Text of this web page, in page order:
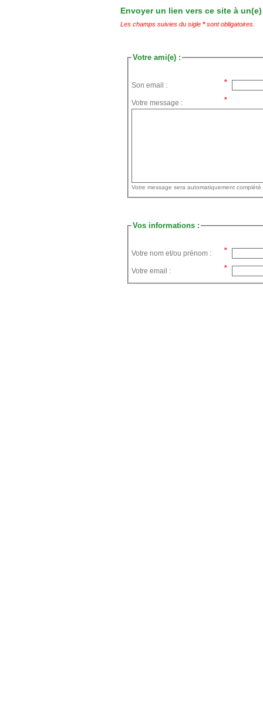
Envoyer un lien vers ce site à
Les champs suivies du sigle *sont obligatoires.
Votre ami(e) :
Son email :
Votre message :
Vos informations :
Votre nom et/ou prénom :
Votre email :